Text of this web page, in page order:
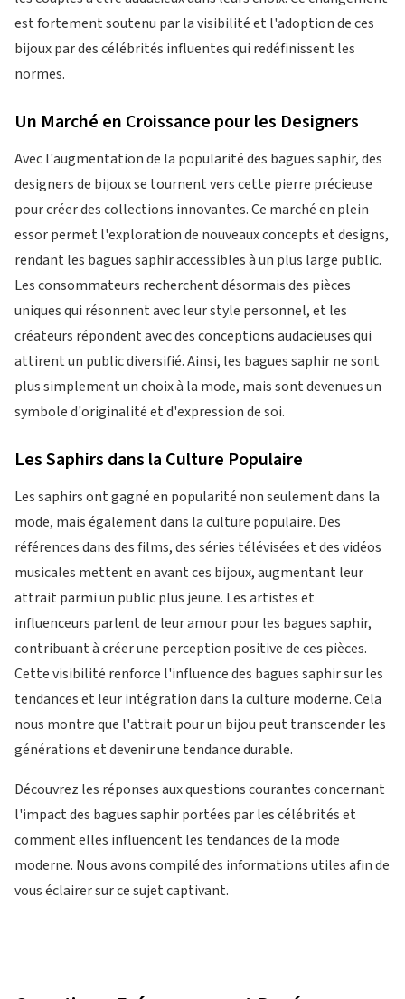
est fortement soutenu par la visibilité et l'adoption de ces
bijoux par des célébrités influentes qui redéfinissent les
normes.
Un Marché en Croissance pour les Designers
Avec l'augmentation de la popularité des bagues saphir, des
designers de bijoux se tournent vers cette pierre précieuse
pour créer des collections innovantes. Ce marché en plein
essor permet l'exploration de nouveaux concepts et designs,
rendant les bagues saphir accessibles à un plus large public.
Les consommateurs recherchent désormais des pièces
uniques qui résonnent avec leur style personnel, et les
créateurs répondent avec des conceptions audacieuses qui
attirent un public diversifié. Ainsi, les bagues saphir ne sont
plus simplement un choix à la mode, mais sont devenues un
symbole d'originalité et d'expression de soi.
Les Saphirs dans la Culture Populaire
Les saphirs ont gagné en popularité non seulement dans la
mode, mais également dans la culture populaire. Des
références dans des films, des séries télévisées et des vidéos
musicales mettent en avant ces bijoux, augmentant leur
attrait parmi un public plus jeune. Les artistes et
influenceurs parlent de leur amour pour les bagues saphir,
contribuant à créer une perception positive de ces pièces.
Cette visibilité renforce l'influence des bagues saphir sur les
tendances et leur intégration dans la culture moderne. Cela
nous montre que l'attrait pour un bijou peut transcender les
générations et devenir une tendance durable.
Découvrez les réponses aux questions courantes concernant
l'impact des bagues saphir portées par les célébrités et
comment elles influencent les tendances de la mode
moderne. Nous avons compilé des informations utiles afin de
vous éclairer sur ce sujet captivant.